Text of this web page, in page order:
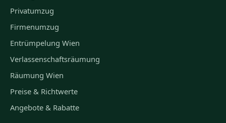
Privatumzug
Firmenumzug
Entrümpelung Wien
Verlassenschaftsräumung
Räumung Wien
Preise & Richtwerte
Angebote & Rabatte